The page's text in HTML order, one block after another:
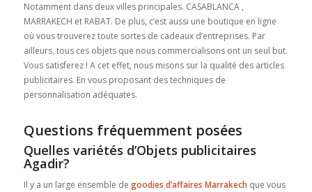
Notamment dans deux villes principales. CASABLANCA ,
MARRAKECH et RABAT. De plus, c’est aussi une boutique en ligne
où vous trouverez toute sortes de cadeaux d’entreprises. Par
ailleurs, tous ces objets que nous commercialisons ont un seul but.
Vous satisferez ! A cet effet, nous misons sur la qualité des articles
publicitaires. En vous proposant des techniques de
personnalisation adéquates.
Questions fréquemment posées
Quelles variétés d’Objets publicitaires
Agadir?
Il y a un large ensemble de goodies d’affaires Marrakech que vous